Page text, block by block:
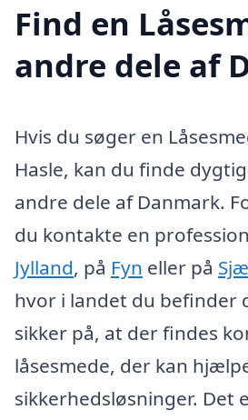
Find en
andre dele af
Hvis du søger en
Hasle, kan du finde
andre dele af Danmark.
du kontakte en
Jylland, på Fyn eller på
hvor i landet du befinder
sikker på, at der findes
låsesmede, der kan
sikkerhedsløsninger. Det